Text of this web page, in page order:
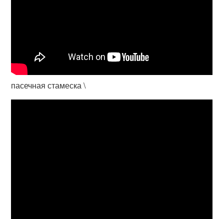
пасечная стамеска \